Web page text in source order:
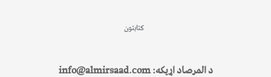
کتابتون
د المرصاد اړیکه: info@almirsaad.com